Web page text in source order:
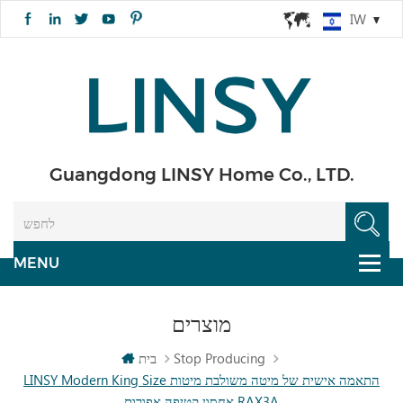
IW
Guangdong LINSY Home Co., LTD.
מוצרים
בית
Stop Producing
LINSY Modern King Size התאמה אישית של מיטה משולבת מיטות